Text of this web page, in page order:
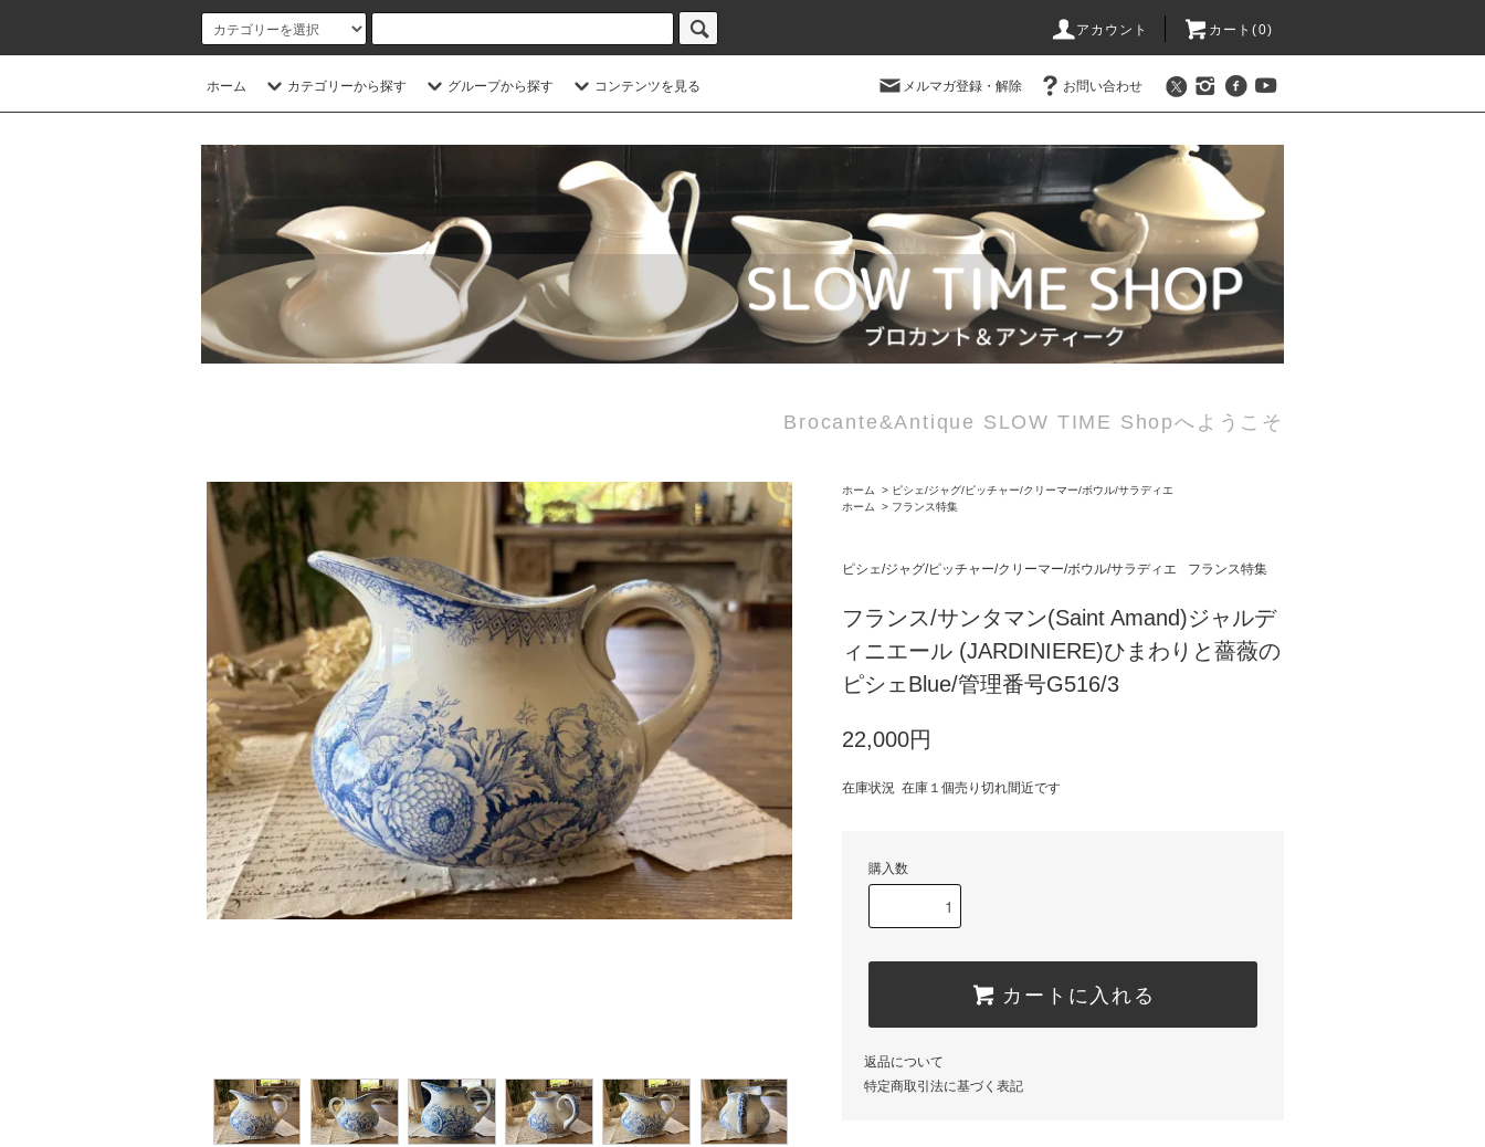
アカウント カート(0)
ホーム カテゴリーから探す グループから探す コンテンツを見る メルマガ登録・解除 お問い合わせ
Brocante&Antique SLOW TIME Shopへようこそ
ホーム > ピシェ/ジャグ/ピッチャー/クリーマー/ボウル/サラディエ
ホーム
> フランス特集
ピシェ/ジャグ/ピッチャー/クリーマー/ボウル/サラディエ フランス特集
フランス/サンタマン(Saint Amand)ジャルデ
ィニエール (JARDINIERE)ひまわりと薔薇の
ピシェBlue/管理番号G516/3
22,000円
在庫状況 在庫１個売り切れ間近です
購入数
カートに入れる
返品について
特定商取引法に基づく表記